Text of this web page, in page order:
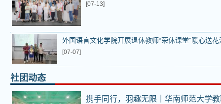
[07-13]
外国语言文化学院开展退休教师“荣休课堂”暖心送
[07-07]
社团动态
携手同行，羽趣无限｜华南师范大学